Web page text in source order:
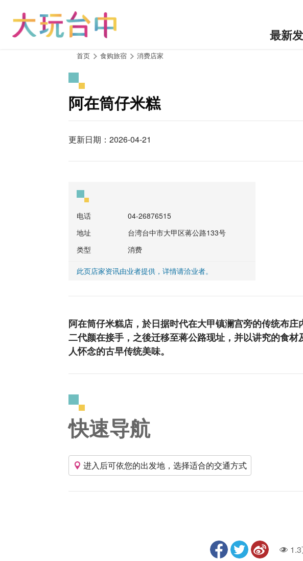
最新
首页 食购旅宿 消费店家
阿在筒仔米糕
更新日期：2026-04-21
电话
04-26876515
地址
台湾台中市大甲区蒋公路133号
类型
消费
此页店家资讯由业者提供，详情请洽业者。
阿在筒仔米糕店，於日据时代在大甲镇澜宫旁的传统布
二代颜在接手，之後迁移至蒋公路现址，并以讲究的食
人怀念的古早传统美味。
快速导航
进入后可依您的出发地，选择适合的交通方式
人气